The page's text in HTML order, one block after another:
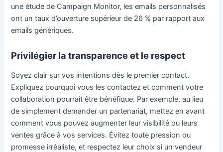
une étude de Campaign Monitor, les emails personnalisés
ont un taux d’ouverture supérieur de 26 % par rapport aux
emails génériques.
Privilégier la transparence et le respect
Soyez clair sur vos intentions dès le premier contact.
Expliquez pourquoi vous les contactez et comment votre
collaboration pourrait être bénéfique. Par exemple, au lieu
de simplement demander un partenariat, mettez en avant
comment vous pouvez augmenter leur visibilité ou leurs
ventes grâce à vos services. Évitez toute pression ou
promesse irréaliste, et respectez leur choix si un vendeur